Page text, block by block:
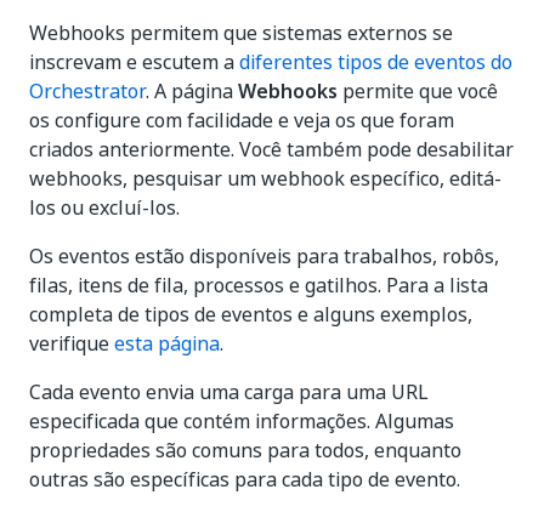
Webhooks permitem que sistemas externos se
inscrevam e escutem adiferentes tipos de eventos do
Orchestrator. A páginaWebhooks permite que você
os configure com facilidade e veja os que foram
criados anteriormente. Você também pode desabilitar
webhooks, pesquisar um webhook específico, editá-
los ou excluí-los.
Os eventos estão disponíveis para trabalhos, robôs,
filas, itens de fila, processos e gatilhos. Para a lista
completa de tipos de eventos e alguns exemplos,
verifiqueesta página.
Cada evento envia uma carga para uma URL
especificada que contém informações. Algumas
propriedades são comuns para todos, enquanto
outras são específicas para cada tipo de evento.